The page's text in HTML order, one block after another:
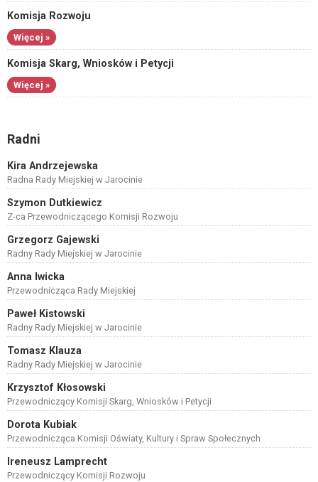
Komisja Rozwoju
Więcej »
Komisja Skarg, Wniosków i Petycji
Więcej »
Radni
Kira Andrzejewska
Radna Rady Miejskiej w Jarocinie
Szymon Dutkiewicz
Z-ca Przewodniczącego Komisji Rozwoju
Grzegorz Gajewski
Radny Rady Miejskiej w Jarocinie
Anna Iwicka
Przewodnicząca Rady Miejskiej
Paweł Kistowski
Radny Rady Miejskiej w Jarocinie
Tomasz Klauza
Radny Rady Miejskiej w Jarocinie
Krzysztof Kłosowski
Przewodniczący Komisji Skarg, Wniosków i Petycji
Dorota Kubiak
Przewodnicząca Komisji Oświaty, Kultury i Spraw Społecznych
Ireneusz Lamprecht
Przewodniczący Komisji Rozwoju